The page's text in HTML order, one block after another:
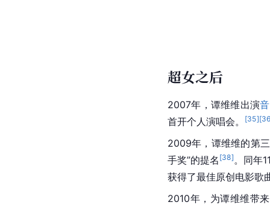
超女之后
2007年，谭维维出演
首开个人演唱会。
[35][
2009年，谭维维的第
手奖”的提名 [38] 。同年
获得了最佳原创电影歌
2010年，为谭维维带